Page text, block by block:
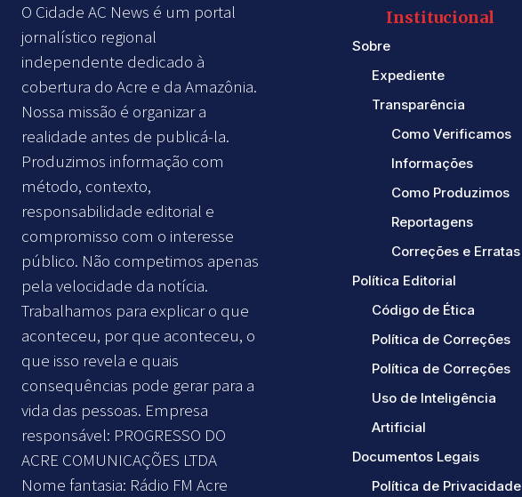
O Cidade AC News é um portal
jornalístico regional
independente dedicado à
cobertura do Acre e da Amazônia.
Nossa missão é organizar a
realidade antes de publicá-la.
Produzimos informação com
método, contexto,
responsabilidade editorial e
compromisso com o interesse
público. Não competimos apenas
pela velocidade da notícia.
Trabalhamos para explicar o que
aconteceu, por que aconteceu, o
que isso revela e quais
consequências pode gerar para a
vida das pessoas. Empresa
responsável: PROGRESSO DO
ACRE COMUNICAÇÕES LTDA
Nome fantasia: Rádio FM Acre
Institucional
Sobre
Expediente
Transparência
Como Verificamos
Informações
Como Produzimos
Reportagens
Correções e Erratas
Política Editorial
Código de Ética
Política de Correções
Política de Correções
Uso de Inteligência
Artificial
Documentos Legais
Política de Privacidade